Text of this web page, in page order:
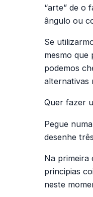
“arte” de o
ângulo ou
Se
mesmo que
podemos
alternativas
Quer fazer
Pegue
desenhe
Na primeira
principias
neste